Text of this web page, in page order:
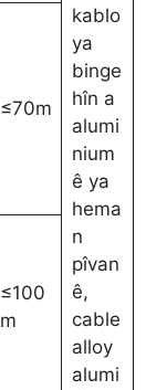
kablo
ya
binge
hîn a
alumi
nium
ê ya
hema
n
pîvan
ê,
cable
alloy
alumi
≤70m
≤100
m